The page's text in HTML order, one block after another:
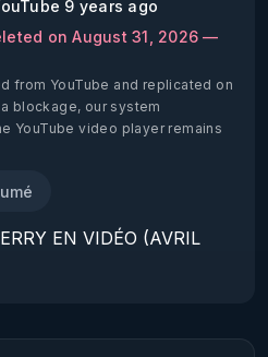
9 years ago
on August 31, 2026 —
from YouTube and replicated on
blockage, our system
YouTube video player remains
EN VIDÉO (AVRIL